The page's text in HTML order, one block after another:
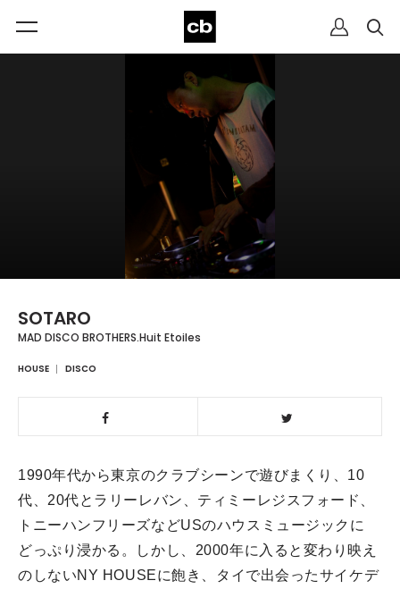
SOTARO
MAD DISCO BROTHERS.Huit Etoiles
HOUSE DISCO
1990年代から東京のクラブシーンで遊びまくり、10
代、20代とラリーレバン、ティミーレジスフォード、
トニーハンフリーズなどUSのハウスミュージックに
どっぷり浸かる。しかし、2000年に入ると変わり映え
のしないNY HOUSEに飽き、タイで出会ったサイケデ